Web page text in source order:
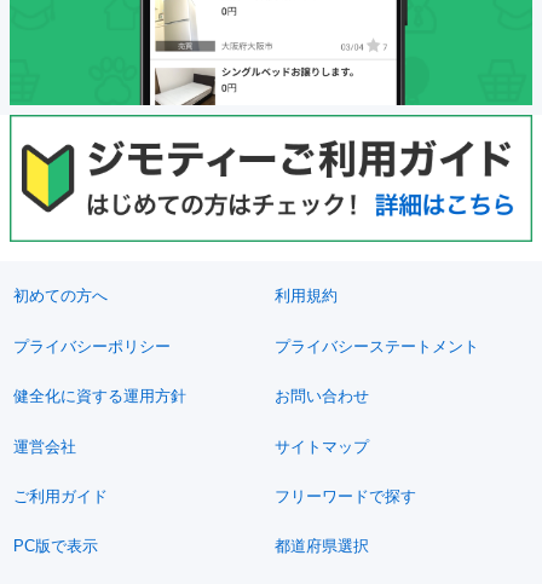
初めての方へ 利用規約
プライバシーポリシー プライバシーステートメント
健全化に資する運用方針 お問い合わせ
運営会社 サイトマップ
ご利用ガイド フリーワードで探す
PC版で表示 都道府県選択